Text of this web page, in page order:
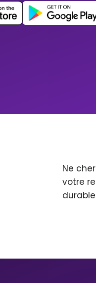
Ne
votre